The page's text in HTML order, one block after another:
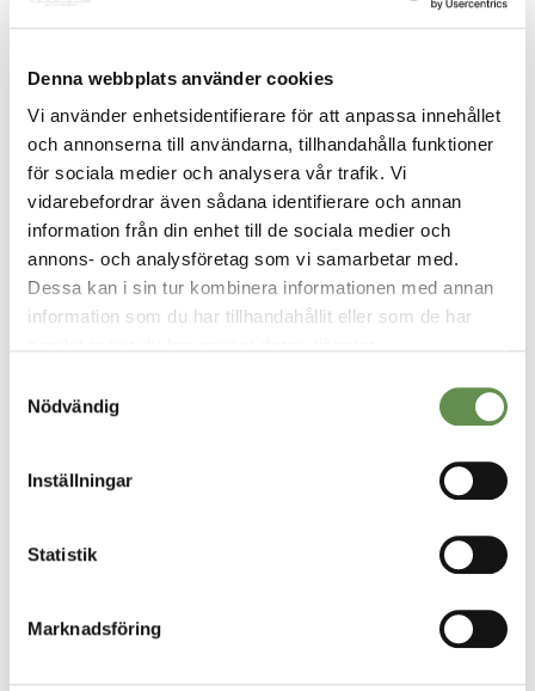
Denna webbplats använder cookies
Vi använder enhetsidentifierare för att anpassa innehållet
och annonserna till användarna, tillhandahålla funktioner
för sociala medier och analysera vår trafik. Vi
vidarebefordrar även sådana identifierare och annan
information från din enhet till de sociala medier och
annons- och analysföretag som vi samarbetar med.
Dessa kan i sin tur kombinera informationen med annan
information som du har tillhandahållit eller som de har
Nödvändig
Inställningar
Statistik
Marknadsföring
och få vara med och utveckla något till det bättre.
VÅRA TJÄNSTER